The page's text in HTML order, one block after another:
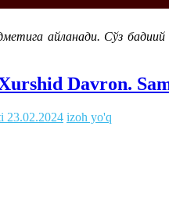
айланади. Сўз
Davron.
23.02.2024 izoh yo'q